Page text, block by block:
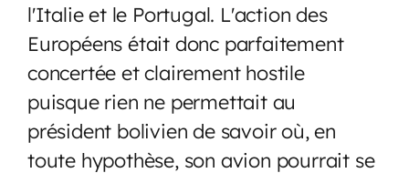
l'Italie et le Portugal. L'action des
Européens était donc parfaitement
concertée et clairement hostile
puisque rien ne permettait au
président bolivien de savoir où, en
toute hypothèse, son avion pourrait se